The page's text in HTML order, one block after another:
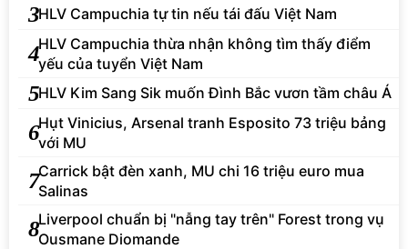
3HLV Campuchia tự tin nếu tái đấu Việt Nam
4HLV Campuchia thừa nhận không tìm thấy điểm
yếu của tuyển Việt Nam
5HLV Kim Sang Sik muốn Đình Bắc vươn tầm châu Á
6Hụt Vinicius, Arsenal tranh Esposito 73 triệu bảng
với MU
7Carrick bật đèn xanh, MU chi 16 triệu euro mua
Salinas
8Liverpool chuẩn bị "nẫng tay trên" Forest trong vụ
Ousmane Diomande